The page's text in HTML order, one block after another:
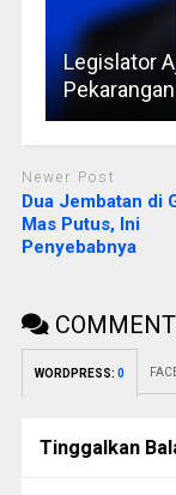
Legislator
Newer Post
Dua Jembatan di
Mas Putus, Ini
Penyebabnya
WORDPRESS: 0
Tinggalkan